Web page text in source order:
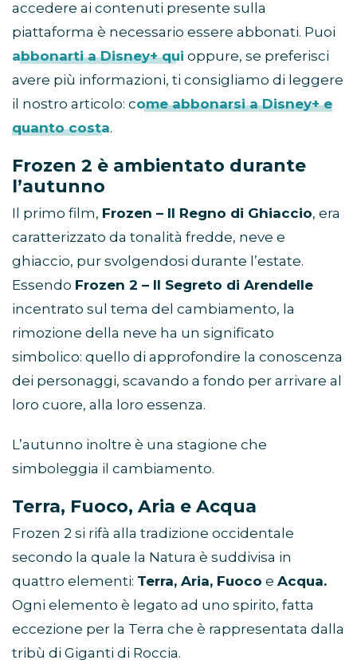
accedere ai contenuti presente sulla
piattaforma è necessario essere abbonati. Puoi
abbonarti a Disney+ qui oppure, se preferisci
avere più informazioni, ti consigliamo di leggere
il nostro articolo: come abbonarsi a Disney+ e
quanto costa.
Frozen 2 è ambientato durante
l’autunno
Il primo film, Frozen – Il Regno di Ghiaccio, era
caratterizzato da tonalità fredde, neve e
ghiaccio, pur svolgendosi durante l’estate.
Essendo Frozen 2 – Il Segreto di Arendelle
incentrato sul tema del cambiamento, la
rimozione della neve ha un significato
simbolico: quello di approfondire la conoscenza
dei personaggi, scavando a fondo per arrivare al
loro cuore, alla loro essenza.
L’autunno inoltre è una stagione che
simboleggia il cambiamento.
Terra, Fuoco, Aria e Acqua
Frozen 2 si rifà alla tradizione occidentale
secondo la quale la Natura è suddivisa in
quattro elementi: Terra, Aria, Fuoco e Acqua.
Ogni elemento è legato ad uno spirito, fatta
eccezione per la Terra che è rappresentata dalla
tribù di Giganti di Roccia.